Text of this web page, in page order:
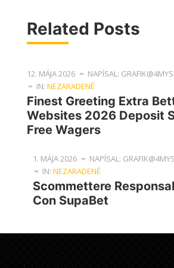
Related Posts
12. MÁJA 2026
NAPÍSAL:
IN: NEZARADENÉ
Finest Greeting Extra
Websites 2026 Deposit
Free Wagers
1. MÁJA 2026
NAPÍSAL:
IN: NEZARADENÉ
Scommettere
Con SupaBet